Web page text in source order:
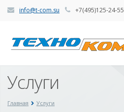
info@t-com.su +7(495)125-24-55
Услуги
Главная Услуги